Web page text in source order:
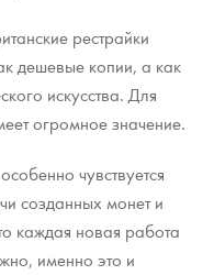
рестрайки
дешевые копии, а как
искусства. Для
огромное значение.
чувствуется
созданных монет и
каждая новая работа
именно это и